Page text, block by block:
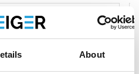
About
Vergelijkbare producten